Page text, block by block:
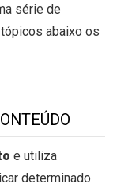
série de
abaixo os
e utiliza
determinado